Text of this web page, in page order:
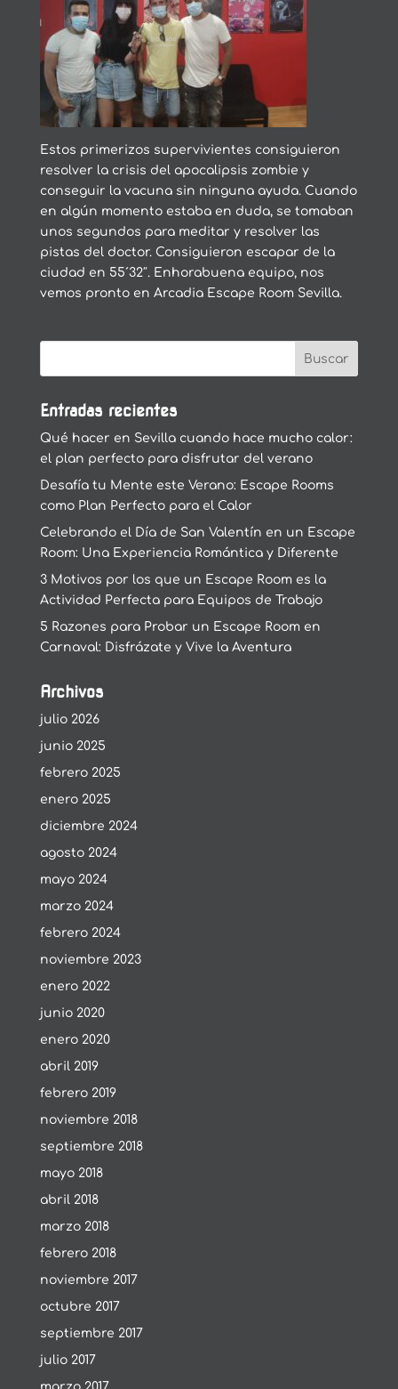
Estos primerizos supervivientes consiguieron
resolver la crisis del apocalipsis zombie y
conseguir la vacuna sin ninguna ayuda. Cuando
en algún momento estaba en duda, se tomaban
unos segundos para meditar y resolver las
pistas del doctor. Consiguieron escapar de la
ciudad en 55´32″. Enhorabuena equipo, nos
vemos pronto en Arcadia Escape Room Sevilla.
Entradas recientes
Qué hacer en Sevilla cuando hace mucho calor:
el plan perfecto para disfrutar del verano
Desafía tu Mente este Verano: Escape Rooms
como Plan Perfecto para el Calor
Celebrando el Día de San Valentín en un Escape
Room: Una Experiencia Romántica y Diferente
3 Motivos por los que un Escape Room es la
Actividad Perfecta para Equipos de Trabajo
5 Razones para Probar un Escape Room en
Carnaval: Disfrázate y Vive la Aventura
Archivos
julio 2026
junio 2025
febrero 2025
enero 2025
diciembre 2024
agosto 2024
mayo 2024
marzo 2024
febrero 2024
noviembre 2023
enero 2022
junio 2020
enero 2020
abril 2019
febrero 2019
noviembre 2018
septiembre 2018
mayo 2018
abril 2018
marzo 2018
febrero 2018
noviembre 2017
octubre 2017
septiembre 2017
julio 2017